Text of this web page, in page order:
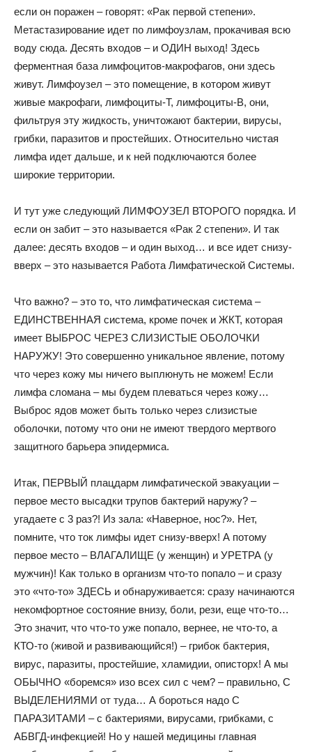
если он поражен – говорят: «Рак первой степени».
Метастазирование идет по лимфоузлам, прокачивая всю
воду сюда. Десять входов – и ОДИН выход! Здесь
ферментная база лимфоцитов-макрофагов, они здесь
живут. Лимфоузел – это помещение, в котором живут
живые макрофаги, лимфоциты-Т, лимфоциты-В, они,
фильтруя эту жидкость, уничтожают бактерии, вирусы,
грибки, паразитов и простейших. Относительно чистая
лимфа идет дальше, и к ней подключаются более
широкие территории.
И тут уже следующий ЛИМФОУЗЕЛ ВТОРОГО порядка. И
если он забит – это называется «Рак 2 степени». И так
далее: десять входов – и один выход… и все идет снизу-
вверх – это называется Работа Лимфатической Системы.
Что важно? – это то, что лимфатическая система –
ЕДИНСТВЕННАЯ система, кроме почек и ЖКТ, которая
имеет ВЫБРОС ЧЕРЕЗ СЛИЗИСТЫЕ ОБОЛОЧКИ
НАРУЖУ! Это совершенно уникальное явление, потому
что через кожу мы ничего выплюнуть не можем! Если
лимфа сломана – мы будем плеваться через кожу…
Выброс ядов может быть только через слизистые
оболочки, потому что они не имеют твердого мертвого
защитного барьера эпидермиса.
Итак, ПЕРВЫЙ плацдарм лимфатической эвакуации –
первое место высадки трупов бактерий наружу? –
угадаете с 3 раз?! Из зала: «Наверное, нос?». Нет,
помните, что ток лимфы идет снизу-вверх! А потому
первое место – ВЛАГАЛИЩЕ (у женщин) и УРЕТРА (у
мужчин)! Как только в организм что-то попало – и сразу
это «что-то» ЗДЕСЬ и обнаруживается: сразу начинаются
некомфортное состояние внизу, боли, рези, еще что-то…
Это значит, что что-то уже попало, вернее, не что-то, а
КТО-то (живой и развивающийся!) – грибок бактерия,
вирус, паразиты, простейшие, хламидии, описторх! А мы
ОБЫЧНО «боремся» изо всех сил с чем? – правильно, С
ВЫДЕЛЕНИЯМИ от туда… А бороться надо С
ПАРАЗИТАМИ – с бактериями, вирусами, грибками, с
АБВГД-инфекцией! Но у нашей медицины главная